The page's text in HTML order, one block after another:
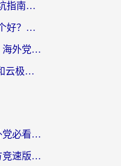
海外党Steam回国加速避坑指南：从延迟卡顿到无缝畅玩，我踩过的坑和最优解
Malus好用吗？和银河哪个好？海外党选回国加速器的避坑指南（附乌克兰玩国内游戏实测）
穿梭和极闪回国好用吗？海外党亲测4款加速器+1个隐藏宝藏
海外党必看：Quickback和云极好用吗？3招教你选对回国加速器（附PC端VPN实测对比）
小红书国外打不开？海外党必看！3步解决国内影音、生活服务全畅通
在国外玩跑跑卡丁车官方竞速版总卡顿？这篇攻略帮你解决地区限制+低延迟难题